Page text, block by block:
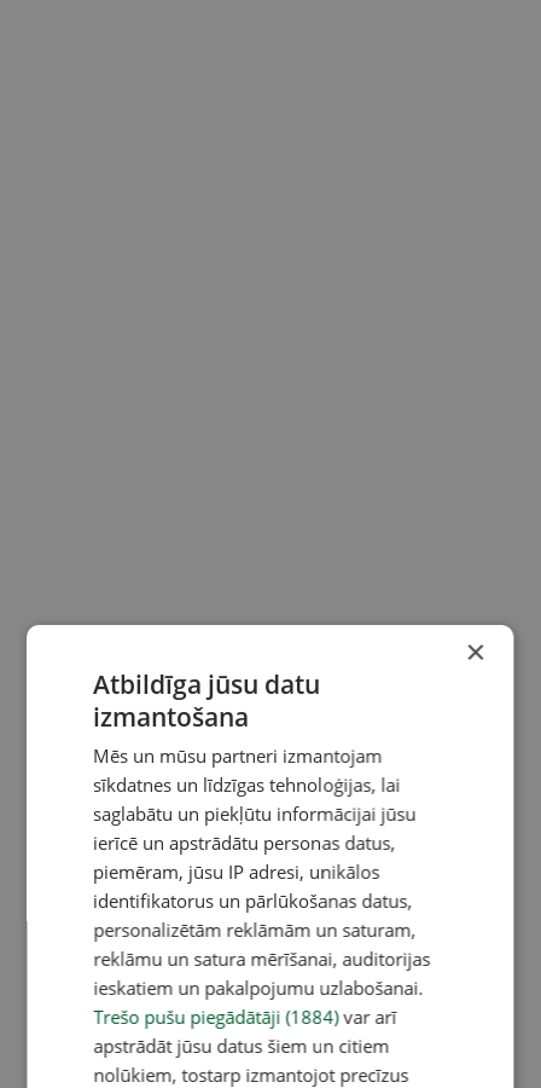
×
Atbildīga jūsu datu
izmantošana
Mēs un mūsu partneri izmantojam
sīkdatnes un līdzīgas tehnoloģijas, lai
saglabātu un piekļūtu informācijai jūsu
ierīcē un apstrādātu personas datus,
piemēram, jūsu IP adresi, unikālos
identifikatorus un pārlūkošanas datus,
personalizētām reklāmām un saturam,
reklāmu un satura mērīšanai, auditorijas
ieskatiem un pakalpojumu uzlabošanai.
Trešo pušu piegādātāji (1884)var arī
apstrādāt jūsu datus šiem un citiem
nolūkiem, tostarp izmantojot precīzus